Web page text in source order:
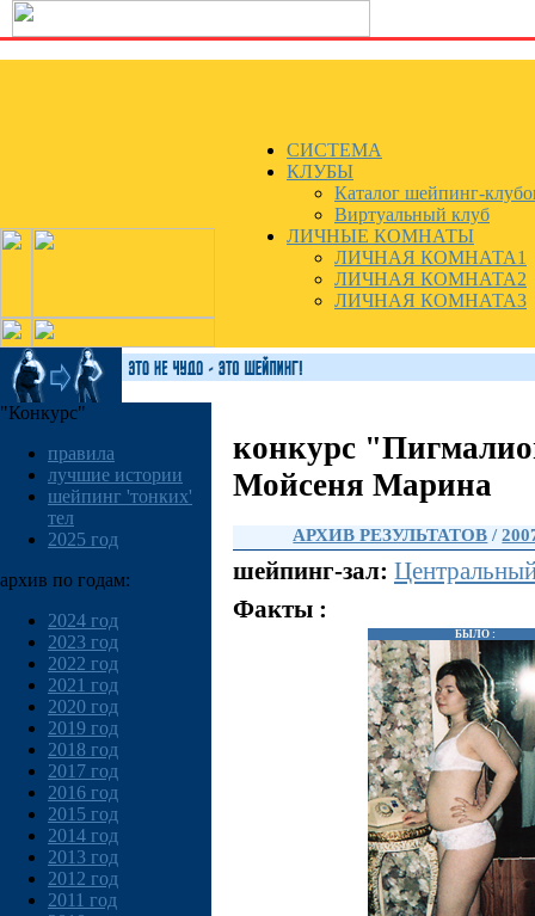
СИСТЕМА
КЛУБЫ
Каталог шейпинг-
Виртуальный клуб
ЛИЧНЫЕ КОМНАТЫ
ЛИЧНАЯ КОМНАТА1
ЛИЧНАЯ КОМНАТА2
ЛИЧНАЯ КОМНАТА3
"Конкурс"
правила
лучшие истории
шейпинг 'тонких'
тел
2025 год
архив по годам:
2024 год
2023 год
2022 год
2021 год
2020 год
2019 год
2018 год
2017 год
2016 год
2015 год
2014 год
2013 год
2012 год
2011 год
конкурс
Мойсеня Марина
АРХИВ РЕЗУЛЬТАТОВ /
шейпинг-зал:
Факты :
БЫЛО :